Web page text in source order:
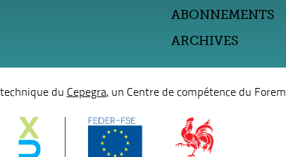
ABONNEMENTS
ARCHIVES
du Cepegra, un Centre de compétence du Forem.